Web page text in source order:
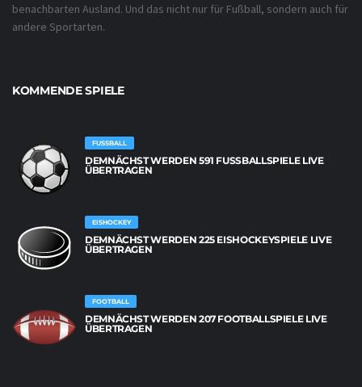
benachbarten Ausland. Und das nicht nur für Fußball, sondern auch für
andere Sportarten.
KOMMENDE SPIELE
FUSSBALL
DEMNÄCHST WERDEN 591 FUSSBALLSPIELE LIVE Ü
BERTRAGEN
EISHOCKEY
DEMNÄCHST WERDEN 225 EISHOCKEYSPIELE LIVE
ÜBERTRAGEN
FOOTBALL
DEMNÄCHST WERDEN 207 FOOTBALLSPIELE LIVE
ÜBERTRAGEN